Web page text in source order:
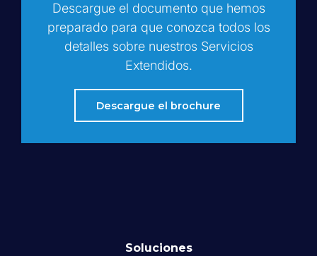
Descargue el documento que hemos
preparado para que conozca todos los
detalles sobre nuestros Servicios
Extendidos.
Descargue el brochure
Soluciones